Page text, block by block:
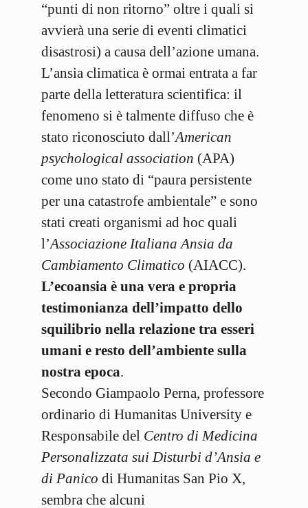
“punti di non ritorno” oltre i quali si
avvierà una serie di eventi climatici
disastrosi) a causa dell’azione umana.
L’ansia climatica è ormai entrata a far
parte della letteratura scientifica: il
fenomeno si è talmente diffuso che è
stato riconosciuto dall’American
psychological association (APA)
come uno stato di “paura persistente
per una catastrofe ambientale” e sono
stati creati organismi ad hoc quali
l’Associazione Italiana Ansia da
Cambiamento Climatico (AIACC).
L’ecoansia è una vera e propria
testimonianza dell’impatto dello
squilibrio nella relazione tra esseri
umani e resto dell’ambiente sulla
nostra epoca.
Secondo Giampaolo Perna, professore
ordinario di Humanitas University e
Responsabile del Centro di Medicina
Personalizzata sui Disturbi d’Ansia e
di Panico di Humanitas San Pio X,
sembra che alcuni